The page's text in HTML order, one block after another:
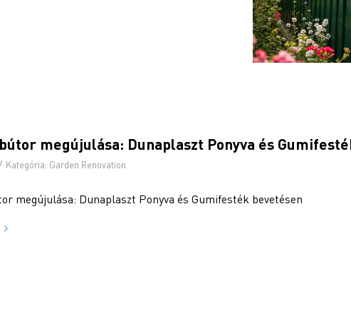
megújulása: Dunaplaszt Ponyva és
/ Kategória: Garden Renovation
megújulása: Dunaplaszt Ponyva és Gumifesték bevetésen